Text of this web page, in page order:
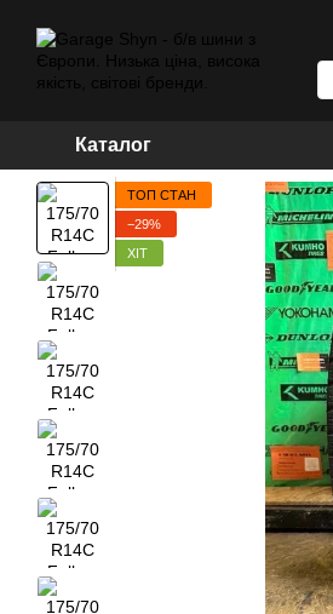
Каталог
ТОП СТАН
−29%
ХІТ